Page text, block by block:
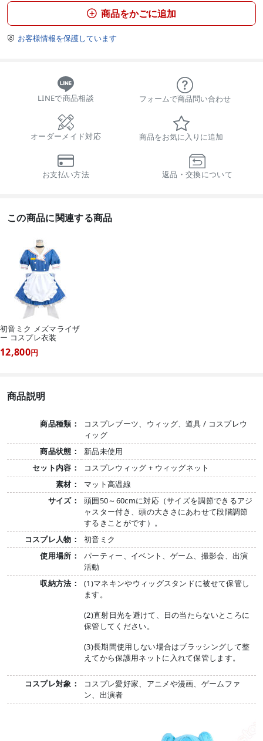
 商品をかごに追加
 お客様情報を保護しています
LINEで商品相談 フォームで商品問い合わせ
オーダーメイド対応 商品をお気に入りに追加
お支払い方法 返品・交換について
この商品に関連する商品
初音ミク メズマライザ
ー コスプレ衣装
12,800円
商品説明
商品種類：
コスプレブーツ、ウィッグ、道具 / コスプレウ
ィッグ
商品状態：
新品未使用
セット内容：
コスプレウィッグ + ウィッグネット
素材：
マット高温線
サイズ：
頭囲50～60cmに対応（サイズを調節できるアジ
ャスター付き、頭の大きさにあわせて段階調節
するきことがです）。
コスプレ人物：
初音ミク
使用場所：
パーティー、イベント、ゲーム、撮影会、出演
活動
収納方法：
(1)マネキンやウィッグスタンドに被せて保管し
ます。
(2)直射日光を避けて、日の当たらないところに
保管してください。
(3)長期間使用しない場合はブラッシングして整
えてから保護用ネットに入れて保管します。
コスプレ対象：
コスプレ愛好家、アニメや漫画、ゲームファ
ン、出演者